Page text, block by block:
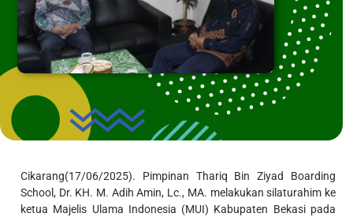
Cikarang(17/06/2025). Pimpinan Thariq Bin Ziyad Boarding
School, Dr. KH. M. Adih Amin, Lc., MA. melakukan silaturahim ke
ketua Majelis Ulama Indonesia (MUI) Kabupaten Bekasi pada